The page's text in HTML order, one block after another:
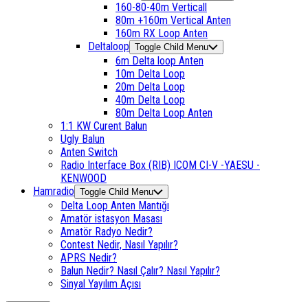
160-80-40m Verticall
80m +160m Vertical Anten
160m RX Loop Anten
Deltaloop Toggle Child Menu
6m Delta loop Anten
10m Delta Loop
20m Delta Loop
40m Delta Loop
80m Delta Loop Anten
1:1 KW Curent Balun
Ugly Balun
Anten Switch
Radio Interface Box (RIB) ICOM CI-V -YAESU -
KENWOOD
Hamradio Toggle Child Menu
Delta Loop Anten Mantığı
Amatör istasyon Masası
Amatör Radyo Nedir?
Contest Nedir, Nasıl Yapılır?
APRS Nedir?
Balun Nedir? Nasıl Çalır? Nasıl Yapılır?
Sinyal Yayılım Açısı